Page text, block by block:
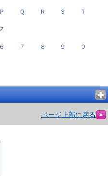
Ｐ Ｑ Ｒ Ｓ Ｔ
Ｚ
６ ７ ８ ９ ０
ページ上部に戻る